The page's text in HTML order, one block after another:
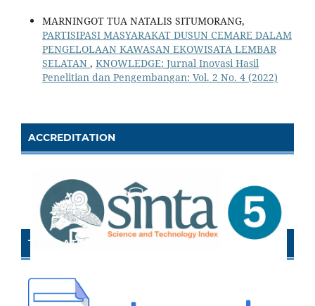
MARNINGOT TUA NATALIS SITUMORANG,
PARTISIPASI MASYARAKAT DUSUN CEMARE DALAM
PENGELOLAAN KAWASAN EKOWISATA LEMBAR
SELATAN , KNOWLEDGE: Jurnal Inovasi Hasil
Penelitian dan Pengembangan: Vol. 2 No. 4 (2022)
ACCREDITATION
TEMPLATE